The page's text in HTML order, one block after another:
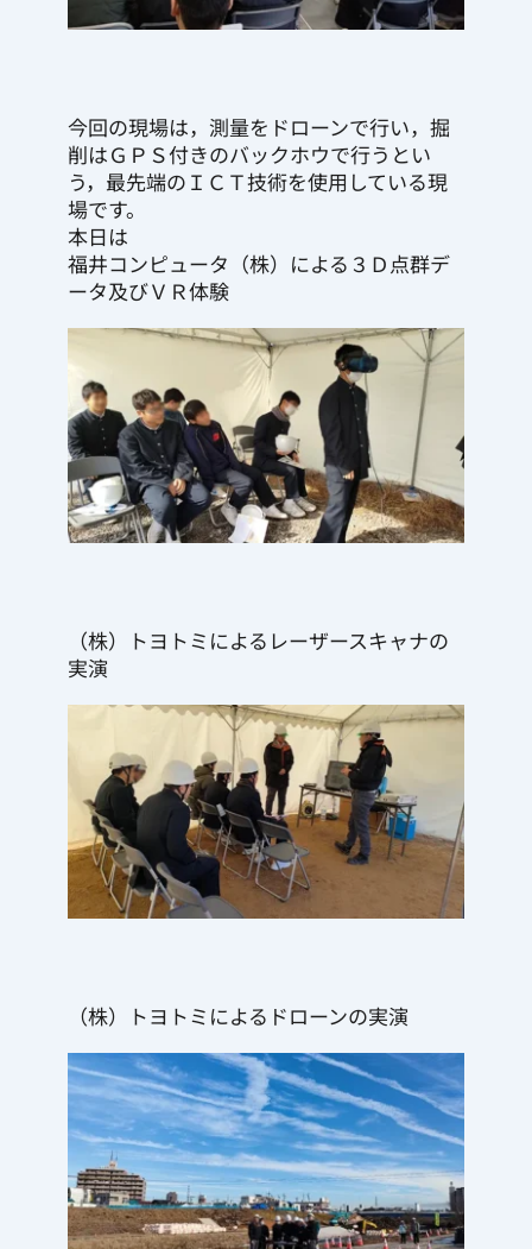
今回の現場は，測量をドローンで行い，掘
削はＧＰＳ付きのバックホウで行うとい
う，最先端のＩＣＴ技術を使用している現
場です。
本日は
福井コンピュータ（株）による３Ｄ点群デ
ータ及びＶＲ体験
（株）トヨトミによるレーザースキャナの
実演
（株）トヨトミによるドローンの実演